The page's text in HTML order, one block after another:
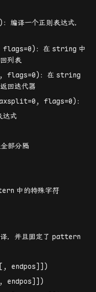
译一个正则表达式，
：在 string 中
列表
：在 string
回迭代器
flags=0)：
式
部分隔
中的特殊字符
，并且固定了 pattern
endpos]])
endpos]])